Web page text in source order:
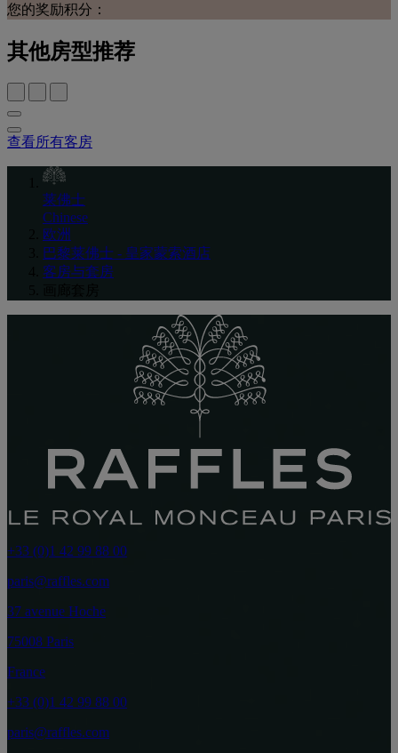
您的奖励积分：
其他房型推荐
查看所有客房
莱佛士
Chinese
欧洲
巴黎莱佛士 - 皇家蒙索酒店
客房与套房
+33 (0)1 42 99 88 00
paris@raffles.com
37 avenue Hoche
75008 Paris
France
+33 (0)1 42 99 88 00
paris@raffles.com